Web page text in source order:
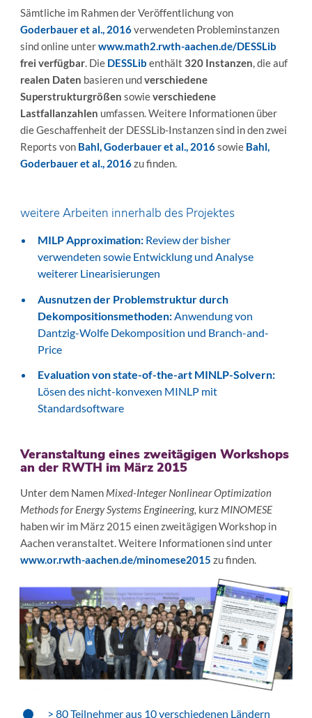
Sämtliche im Rahmen der Veröffentlichung von
Goderbauer et al., 2016verwendeten Probleminstanzen
sind online unterwww.math2.rwth-aachen.de/DESSLib
frei verfügbar. Die DESSLib enthält 320 Instanzen, die auf
realen Daten basieren undverschiedene
Superstrukturgrößen sowieverschiedene
Lastfallanzahlen umfassen. Weitere Informationen über
die Geschaffenheit der DESSLib-Instanzen sind in den zwei
Reports von Bahl, Goderbauer et al., 2016sowie Bahl,
Goderbauer et al., 2016zu finden.
weitere Arbeiten innerhalb des Projektes
MILP Approximation: Review der bisher
verwendeten sowie Entwicklung und Analyse
weiterer Linearisierungen
Ausnutzen der Problemstruktur durch
Dekompositionsmethoden: Anwendung von
Dantzig-Wolfe Dekomposition und Branch-and-
Price
Evaluation von state-of-the-art MINLP-Solvern:
Lösen des nicht-konvexen MINLP mit
Standardsoftware
Veranstaltung eines zweitägigen Workshops
an der RWTH im März 2015
Unter dem Namen Mixed-Integer Nonlinear Optimization
Methods for Energy Systems Engineering, kurzMINOMESE
haben wir im März 2015 einen zweitägigen Workshop in
Aachen veranstaltet. Weitere Informationen sind unter
www.or.rwth-aachen.de/minomese2015 zu finden.
> 80 Teilnehmer aus 10 verschiedenen Ländern